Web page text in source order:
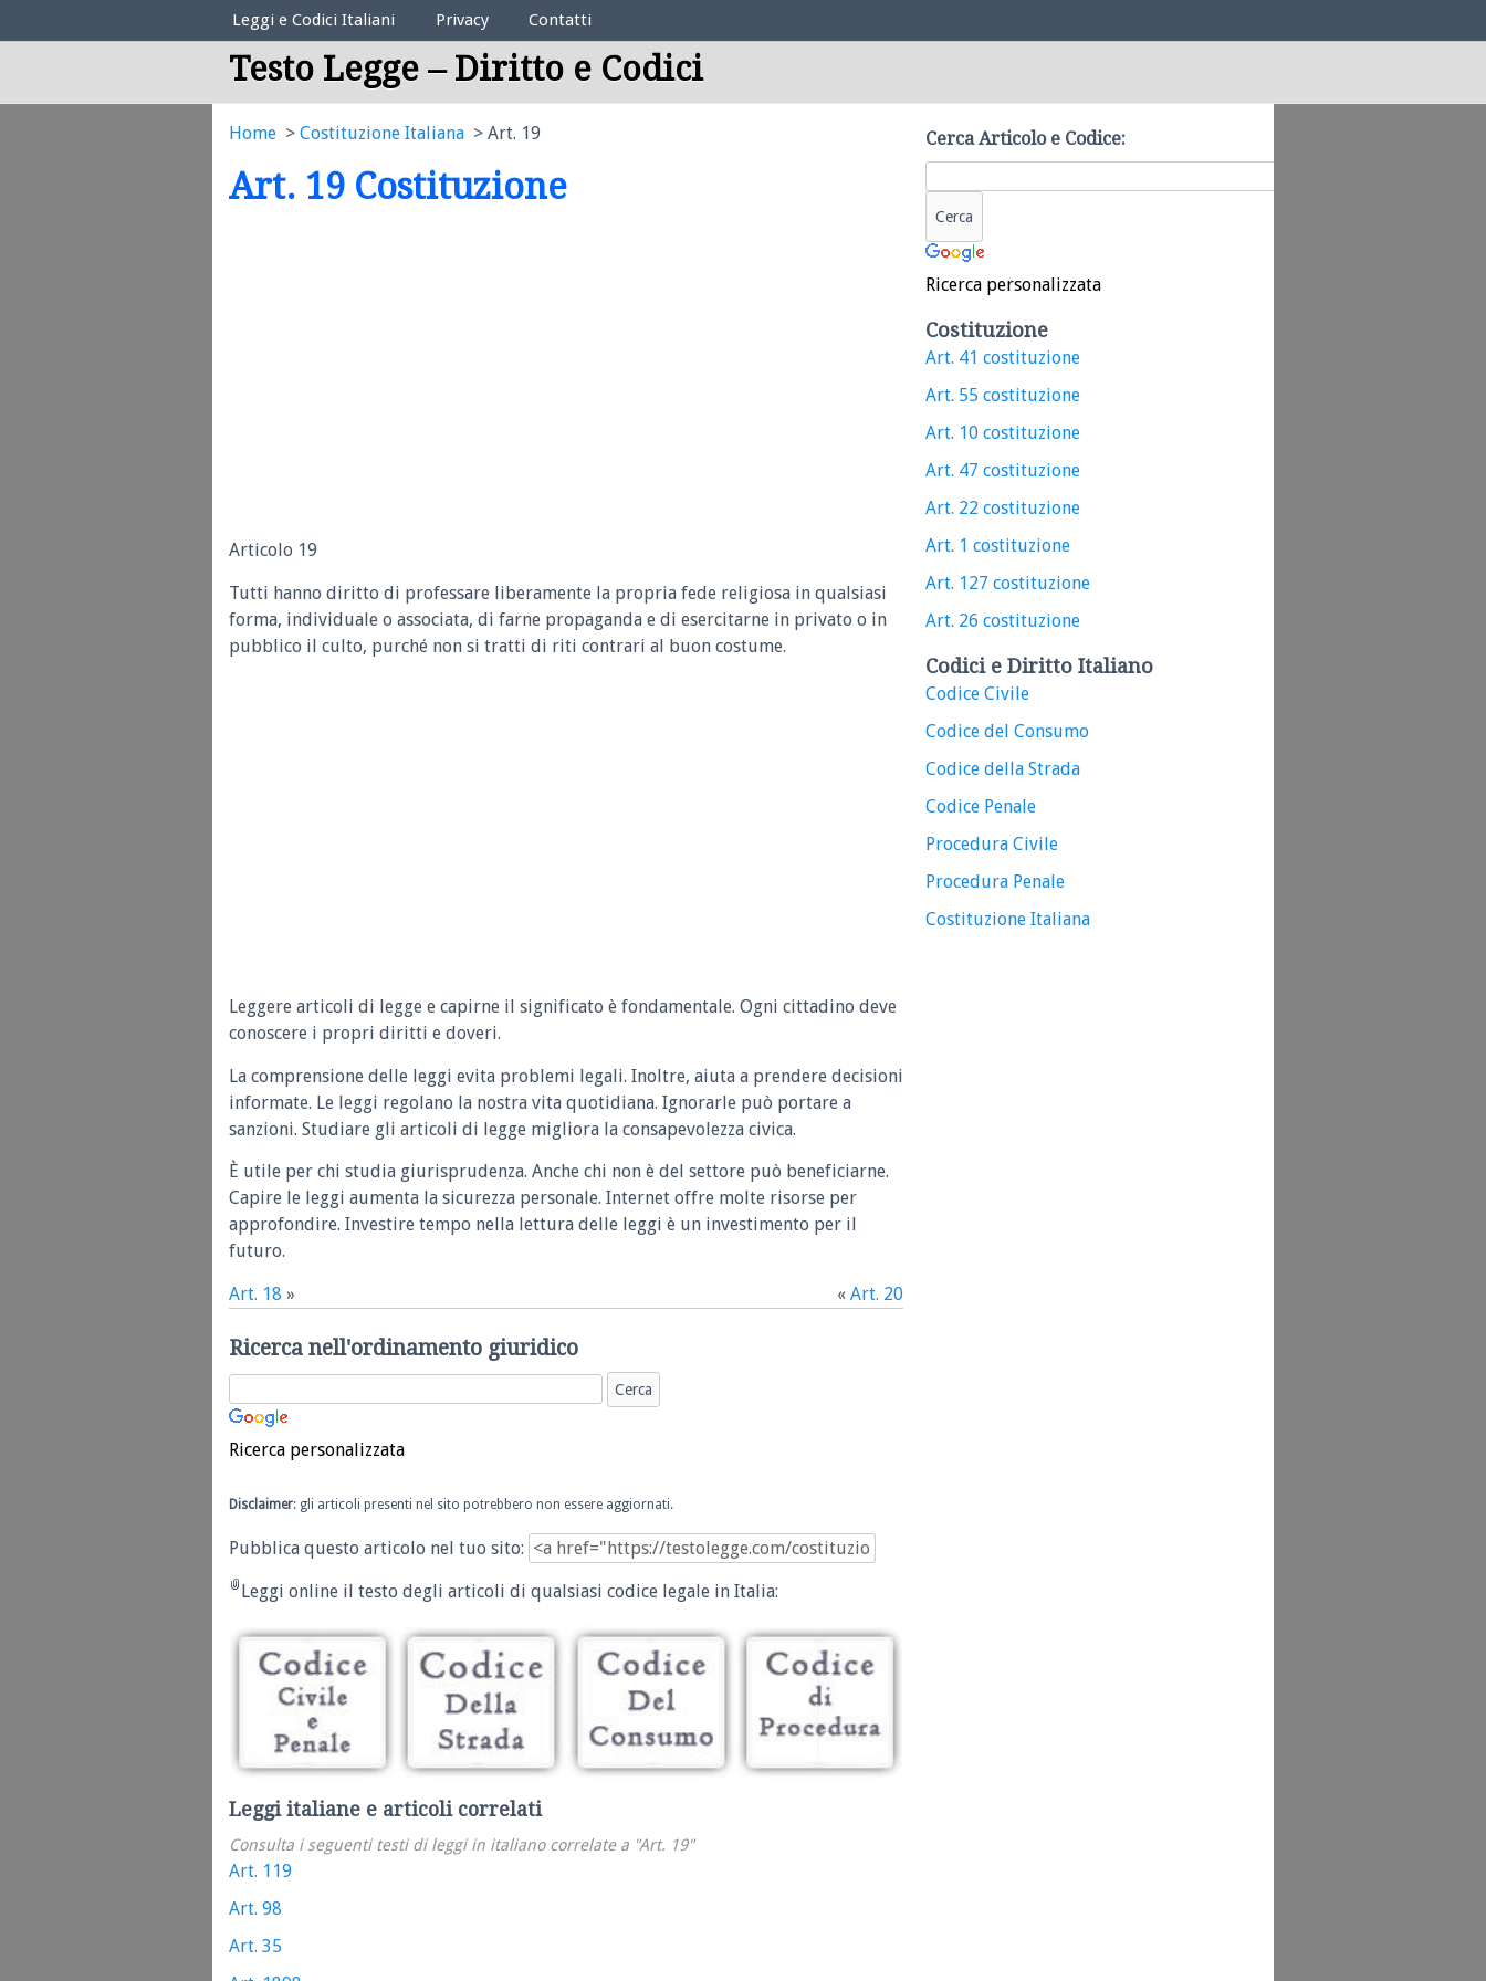
Elenco Codici Legali
Leggi e Codici Italiani Privacy Contatti
Testo Legge – Diritto e Codici
Home Costituzione Italiana Art. 19
Art. 19 Costituzione
Articolo 19
Tutti hanno diritto di professare liberamente la propria fede religiosa in qualsiasi
forma, individuale o associata, di farne propaganda e di esercitarne in privato o in
pubblico il culto, purché non si tratti di riti contrari al buon costume.
Leggere articoli di legge e capirne il significato è fondamentale. Ogni cittadino deve
conoscere i propri diritti e doveri.
La comprensione delle leggi evita problemi legali. Inoltre, aiuta a prendere decisioni
informate. Le leggi regolano la nostra vita quotidiana. Ignorarle può portare a
sanzioni. Studiare gli articoli di legge migliora la consapevolezza civica.
È utile per chi studia giurisprudenza. Anche chi non è del settore può beneficiarne.
Capire le leggi aumenta la sicurezza personale. Internet offre molte risorse per
approfondire. Investire tempo nella lettura delle leggi è un investimento per il
futuro.
Art. 18 » « Art. 20
Ricerca nell'ordinamento giuridico
Ricerca personalizzata
Disclaimer: gli articoli presenti nel sito potrebbero non essere aggiornati.
Pubblica questo articolo nel tuo sito:
Leggi online il testo degli articoli di qualsiasi codice legale in Italia:
Leggi italiane e articoli correlati
Consulta i seguenti testi di leggi in italiano correlate a "Art. 19"
Art. 119
Art. 98
Art. 35
Cerca Articolo e Codice:
Ricerca personalizzata
Costituzione
Art. 41 costituzione
Art. 55 costituzione
Art. 10 costituzione
Art. 47 costituzione
Art. 22 costituzione
Art. 1 costituzione
Art. 127 costituzione
Art. 26 costituzione
Codici e Diritto Italiano
Codice Civile
Codice del Consumo
Codice della Strada
Codice Penale
Procedura Civile
Procedura Penale
Costituzione Italiana